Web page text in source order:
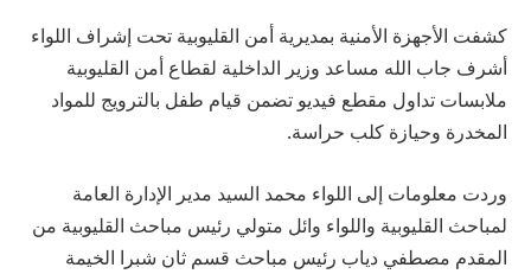
كشفت الأجهزة الأمنية بمديرية أمن القليوبية تحت إشراف اللواء
أشرف جاب الله مساعد وزير الداخلية لقطاع أمن القليوبية
ملابسات تداول مقطع فيديو تضمن قيام طفل بالترويج للمواد
المخدرة وحيازة كلب حراسة.
وردت معلومات إلى اللواء محمد السيد مدير الإدارة العامة
لمباحث القليوبية واللواء وائل متولي رئيس مباحث القليوبية من
المقدم مصطفي دياب رئيس مباحث قسم ثان شبرا الخيمة